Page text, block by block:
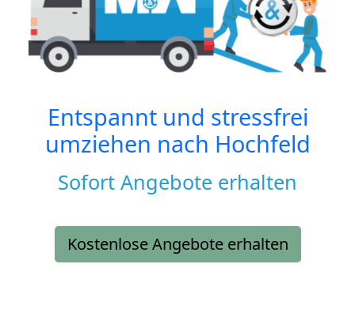
Entspannt und stressfrei
umziehen nach Hochfeld
Sofort Angebote erhalten
Kostenlose Angebote erhalten